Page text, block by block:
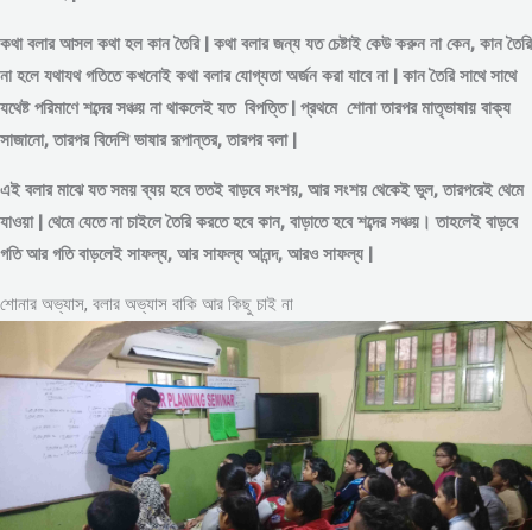
কথা বলার আসল কথা হল কান তৈরি | কথা বলার জন্য যত চেষ্টাই কেউ করুন না কেন, কান তৈরি
না হলে যথাযথ গতিতে কখনোই কথা বলার যোগ্যতা অর্জন করা যাবে না | কান তৈরি সাথে সাথে
যথেষ্ট পরিমাণেশব্দেরসঞ্চয় না থাকলেই যত বিপত্তি | প্রথমে শোনা তারপর মাতৃভাষায় বাক্য
সাজানো, তারপর বিদেশি ভাষার রূপান্তর, তারপর বলা |
এই বলার মাঝে যত সময় ব্যয় হবে ততই বাড়বে সংশয়, আর সংশয় থেকেই ভুল, তারপরেই থেমে
যাওয়া | থেমে যেতে না চাইলে তৈরি করতে হবে কান, বাড়াতে হবে শব্দের সঞ্চয়। তাহলেই বাড়বে
গতি আর গতি বাড়লেই সাফল্য, আর সাফল্য আনন্দ, আরও সাফল্য |
শোনার অভ্যাস, বলার অভ্যাস বাকি আর কিছু চাই না